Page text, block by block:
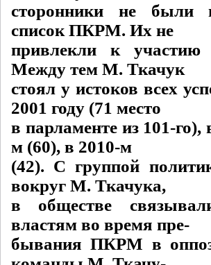
сторонники не были
список ПКРМ. Их не
привлекли к участию
Между тем М. Ткачук
стоял у истоков всех
2001 году (71 место
в парламенте из 101-
м (60), в 2010-м
(42). С группой
вокруг М. Ткачука,
в обществе
властям во время пре-
бывания ПКРМ в